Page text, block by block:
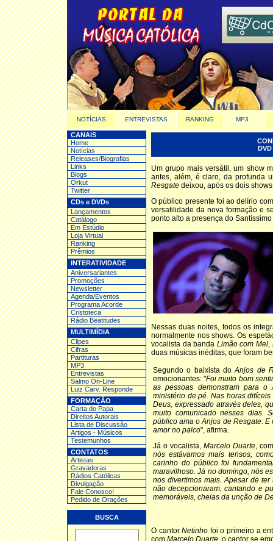
NOTÍCIAS ENTREVISTAS RANKING MP3
CANAIS
Home
Notícias
Releases/Biografias
Links
Blogs
Orkut
Twitter
CDs e DVDs
Lançamentos
Catálogo
Em Estúdio
Loja Virtual
Ranking
Prêmios
INTERATIVIDADE
Aniversariantes
Promoções
Newsletter
Agenda/Eventos
Programa Acorde
Cristoteca
Rádio Beatitudes
MULTIMÍDIA
Clipes
Cifras
Partituras
MP3
Entrevistas
Salmo On-Line
Luiz Carv. Responde
FORMAÇÃO
Carta do Papa
Direitos Autorais
Lista de Discussão
Artigos - Músicos
Testemunhos
CONTATOS
Artistas
Gravadoras
Rádios Católicas
Divulgação
Fale Conosco!
Pedido de Orações
BUSCA
Um grupo mais versátil, um show
antes, além, é claro, da profunda
Resgate deixou, após os dois
O público presente foi ao delírio
versatilidade da nova formação e
ponto alto a presença do
Nessas duas noites, todos os
normalmente nos shows. Os
vocalista da banda Limão com Mel,
duas músicas inéditas, que foram
Segundo o baixista doAnjos de
emocionantes: "Foi muito bom
as pessoas demonstram para
ministério de pé. Nas horas
Deus, expressado através deles,
muito comunicado nesses dias.
público ama o Anjos de Resgate.
amor no palco", afirma.
Já o vocalista, Marcelo Duarte,
nós estávamos mais tensos,
carinho do público foi
maravilhoso. Já no domingo, nós
nos divertimos mais. Apesar de
não decepcionaram, cantando e
memoráveis, cheias da unção de
O cantorNetinho foi o primeiro a
com Marcelo Duarte, o cantor se